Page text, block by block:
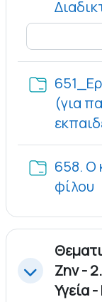
(για
658. Ο
φίλου
Σύμπτυξη
Ζην -
Υγεία